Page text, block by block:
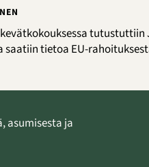
tutustuttiin
saatiin tietoa EU-
asumisesta ja